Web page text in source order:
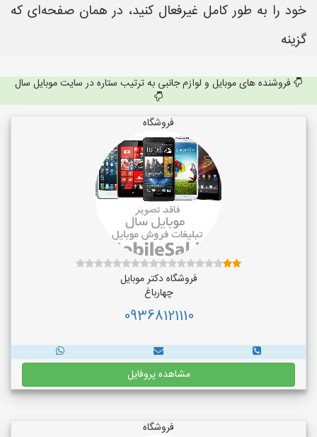
خود را به طور کامل غیرفعال کنید، در همان صفحه‌ای که
گزینه
فروشنده های موبایل و لوازم جانبی به ترتیب ستاره در سایت موبایل سال
فروشگاه
فروشگاه دکتر موبایل
چهارباغ
09368121110
مشاهده پروفایل
فروشگاه